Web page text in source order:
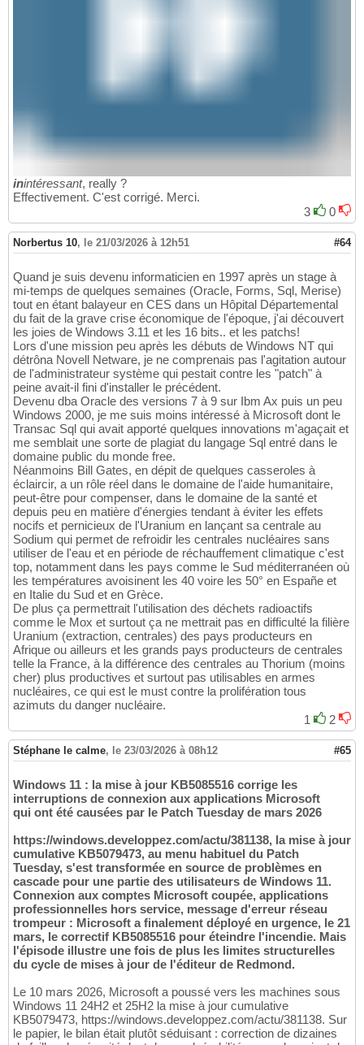
inintéressant, really ?
Effectivement. C'est corrigé. Merci.
3
0
Norbertus 10, le 21/03/2026 à 12h51 #64
Quand je suis devenu informaticien en 1997 après un stage à
mi-temps de quelques semaines (Oracle, Forms, Sql, Merise)
tout en étant balayeur en CES dans un Hôpital Départemental
du fait de la grave crise économique de l'époque, j'ai découvert
les joies de Windows 3.11 et les 16 bits.. et les patchs!
Lors d'une mission peu après les débuts de Windows NT qui
détrôna Novell Netware, je ne comprenais pas l'agitation autour
de l'administrateur système qui pestait contre les "patch" à
peine avait-il fini d'installer le précédent.
Devenu dba Oracle des versions 7 à 9 sur Ibm Ax puis un peu
Windows 2000, je me suis moins intéressé à Microsoft dont le
Transac Sql qui avait apporté quelques innovations m'agaçait et
me semblait une sorte de plagiat du langage Sql entré dans le
domaine public du monde free.
Néanmoins Bill Gates, en dépit de quelques casseroles à
éclaircir, a un rôle réel dans le domaine de l'aide humanitaire,
peut-être pour compenser, dans le domaine de la santé et
depuis peu en matière d'énergies tendant à éviter les effets
nocifs et pernicieux de l'Uranium en lançant sa centrale au
Sodium qui permet de refroidir les centrales nucléaires sans
utiliser de l'eau et en période de réchauffement climatique c'est
top, notamment dans les pays comme le Sud méditerranéen où
les températures avoisinent les 40 voire les 50° en Españe et
en Italie du Sud et en Grèce.
De plus ça permettrait l'utilisation des déchets radioactifs
comme le Mox et surtout ça ne mettrait pas en difficulté la filière
Uranium (extraction, centrales) des pays producteurs en
Afrique ou ailleurs et les grands pays producteurs de centrales
telle la France, à la différence des centrales au Thorium (moins
cher) plus productives et surtout pas utilisables en armes
nucléaires, ce qui est le must contre la prolifération tous
azimuts du danger nucléaire.
1
2
Stéphane le calme, le 23/03/2026 à 08h12 #65
Windows 11 : la mise à jour KB5085516 corrige les
interruptions de connexion aux applications Microsoft
qui ont été causées par le Patch Tuesday de mars 2026
https://windows.developpez.com/actu/381138, la mise à jour
cumulative KB5079473, au menu habituel du Patch
Tuesday, s'est transformée en source de problèmes en
cascade pour une partie des utilisateurs de Windows 11.
Connexion aux comptes Microsoft coupée, applications
professionnelles hors service, message d'erreur réseau
trompeur : Microsoft a finalement déployé en urgence, le 21
mars, le correctif KB5085516 pour éteindre l'incendie. Mais
l'épisode illustre une fois de plus les limites structurelles
du cycle de mises à jour de l'éditeur de Redmond.
Le 10 mars 2026, Microsoft a poussé vers les machines sous
Windows 11 24H2 et 25H2 la mise à jour cumulative
KB5079473, https://windows.developpez.com/actu/381138. Sur
le papier, le bilan était plutôt séduisant : correction de dizaines